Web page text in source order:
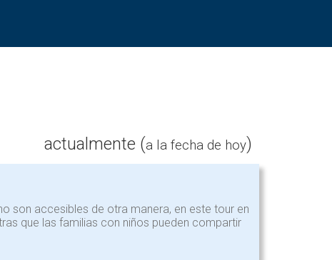
actualmente (a la fecha de hoy)
son accesibles de otra manera, en este tour en
que las familias con niños pueden compartir